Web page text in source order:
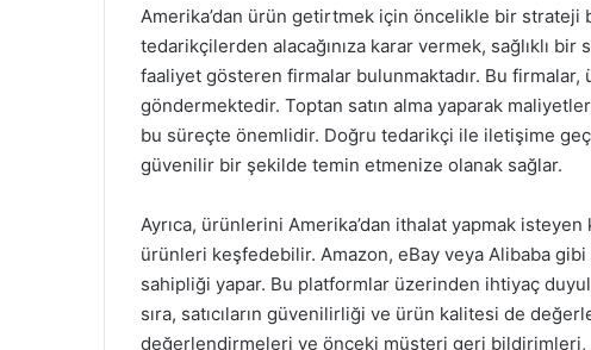
Amerika’dan ürün getirtmek için öncelikle bir
tedarikçilerden alacağınıza karar vermek, sağlıklı bir
faaliyet gösteren firmalar bulunmaktadır. Bu
göndermektedir. Toptan satın alma yaparak
bu süreçte önemlidir. Doğru tedarikçi ile iletişime
güvenilir bir şekilde temin etmenize olanak sağlar.
Ayrıca, ürünlerini Amerika’dan ithalat yapmak
ürünleri keşfedebilir. Amazon, eBay veya Alibaba
sahipliği yapar. Bu platformlar üzerinden ihtiyaç
sıra, satıcıların güvenilirliği ve ürün kalitesi de
değerlendirmeleri ve önceki müşteri geri bildirimleri,